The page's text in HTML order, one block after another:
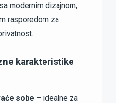
modernim dizajnom,
rasporedom za
karakteristike
sobe – idealne za